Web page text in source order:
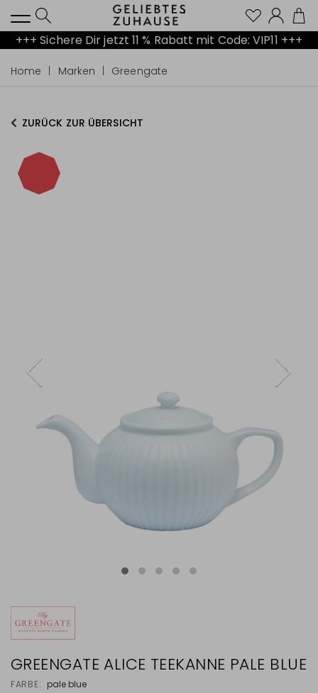
+++ Sichere Dir jetzt 11 % Rabatt mit Code: VIP11 +++
Home Marken Greengate
ZURÜCK ZUR ÜBERSICHT
GREENGATE ALICE TEEKANNE PALE BLUE
FARBE: pale blue